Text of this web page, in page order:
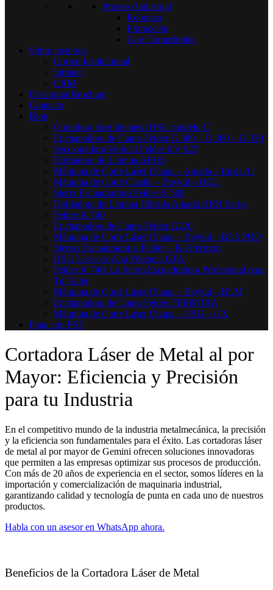
Proceso Industrial
Robotica
Extracción
Aire Comprimido
Sobre nosotros
Correo Institucional
Intranet
CRM
Descargar Brochure
Contacto
Blog
Cortadora láser de metal HSG modelo C​
Enchapadora de Canto Felder G 380 – G 360 – G 330
Seccionadora Vertical Felder KV 925
Dobladora de Lámina APHS
Máquina de Corte Láser Chapa – Amada – Ensis AJ
Máquina de Corte Cizalla – Baykal – HGL
Sierra Escuadradora Felder K 500
Dobladora de Lámina Híbrida Amada HRB Series
Felder K 740
Enchapadora de Canto Felder G220
Máquina de Corte Láser Chapa – Baykal – BLS PRO
Sierras Escuadradoras Felder – K4 Perform
HSG Láser de Alta Potencia GFA
Felder K 740: La Sierra Escuadradora Profesional para
Tu Taller
Máquina de Corte Láser Chapa – Baykal – BLM
Enchapadora de Canto Felder TEMPORA
Máquina de Corte Láser Chapa – HSG – GX
Paga con PSE
Cortadora Láser de Metal al por
Mayor: Eficiencia y Precisión
para tu Industria
En el competitivo mundo de la industria metalmecánica, la precisión
y la eficiencia son fundamentales para el éxito. Las cortadoras láser
de metal al por mayor de Gemini ofrecen soluciones innovadoras
que permiten a las empresas optimizar sus procesos de producción.
Con más de 20 años de experiencia en el sector, somos líderes en la
importación y comercialización de maquinaria industrial,
garantizando calidad y tecnología de punta en cada uno de nuestros
productos.
Habla con un asesor en WhatsApp ahora.
Beneficios de la Cortadora Láser de Metal